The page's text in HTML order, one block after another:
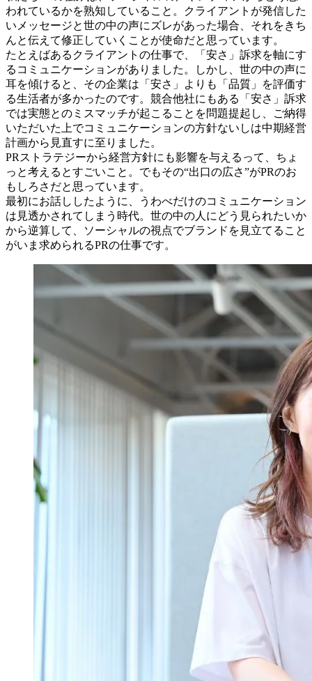
われているかを熟知していること。クライアントが発信した
いメッセージと世の中の声にズレがあった場合、それをきち
んと伝えて修正していくことが使命だと思っています。
たとえばあるクライアントの仕事で、「安さ」訴求を軸にす
るコミュニケーションがありました。しかし、世の中の声に
耳を傾けると、その企業は「安さ」よりも「品質」を評価す
る生活者が多かったのです。競合他社にもある「安さ」訴求
では実態とのミスマッチが起こることを問題提起し、ご納得
いただいた上でコミュニケーションの方針ないしは中期経営
計画から見直すに至りました。
PRストラテジーから経営方針にも影響を与えるって、ちょ
っと考えるとすごいこと。でもその“出口の広さ”がPRのお
もしろさだと思っています。
最初にお話ししたように、うわべだけのコミュニケーション
は見透かされてしまう時代。世の中の人にどう見られたいか
から逆算して、ソーシャルの視点でブランドを見立てること
がいま求められるPRの仕事です。